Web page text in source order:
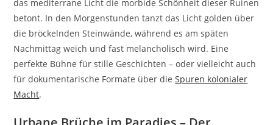
das mediterrane Licht die morbide Schönheit dieser Ruinen
betont. In den Morgenstunden tanzt das Licht golden über
die bröckelnden Steinwände, während es am späten
Nachmittag weich und fast melancholisch wird. Eine
perfekte Bühne für stille Geschichten – oder vielleicht auch
für dokumentarische Formate über dieSpuren kolonialer
Macht.